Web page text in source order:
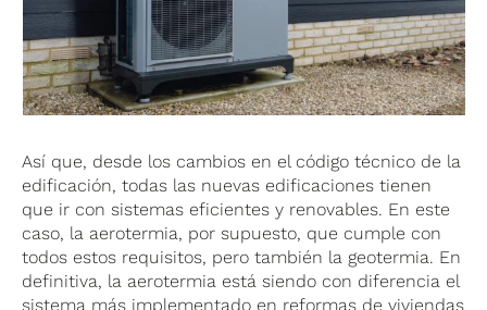
Así que, desde los cambios en el código técnico de la
edificación, todas las nuevas edificaciones tienen
que ir con sistemas eficientes y renovables. En este
caso, la aerotermia, por supuesto, que cumple con
todos estos requisitos, pero también la geotermia. En
definitiva, la aerotermia está siendo con diferencia el
sistema más implementado en reformas de viviendas